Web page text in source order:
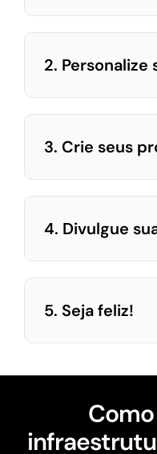
2. Personalize
3. Crie seus
4. Divulgue
5. Seja feliz!